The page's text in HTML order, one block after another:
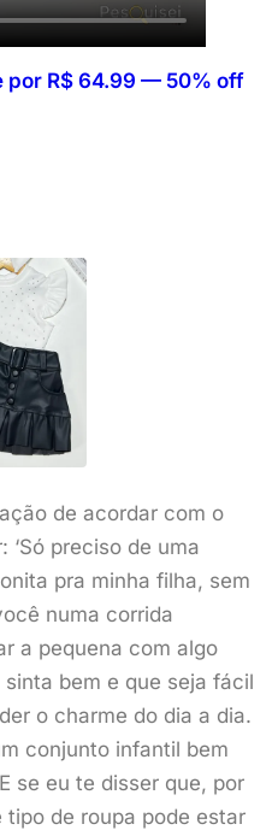
por R$ 64.99 — 50% off
de acordar com o
‘Só preciso de uma
pra minha filha, sem
numa corrida
a pequena com algo
bem e que seja fácil
o charme do dia a dia.
conjunto infantil bem
se eu te disser que, por
de roupa pode estar